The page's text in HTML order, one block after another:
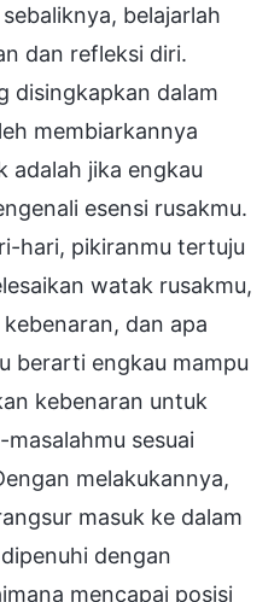
belajarlah
dan refleksi diri.
disingkapkan dalam
membiarkannya
adalah jika engkau
esensi rusakmu.
hari, pikiranmu tertuju
watak rusakmu,
dan apa
berarti engkau mampu
kebenaran untuk
sesuai
melakukannya,
masuk ke dalam
dengan
mencapai posisi